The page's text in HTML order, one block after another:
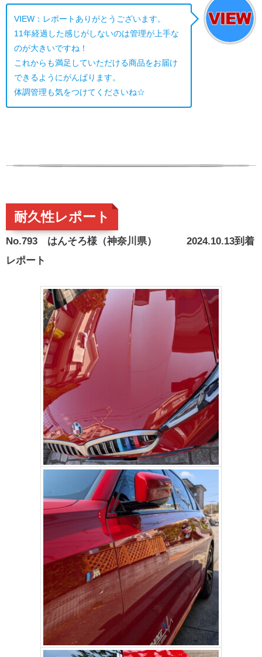
VIEW：レポートありがとうございます。
11年経過した感じがしないのは管理が上手な
のが大きいですね！
これからも満足していただける商品をお届け
できるようにがんばります。
体調管理も気をつけてくださいね☆
耐久性レポート
No.793 はんそろ様（神奈川県） 2024.10.13到着
レポート